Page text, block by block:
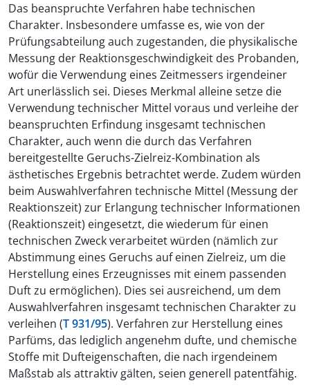
Das beanspruchte Verfahren habe technischen
Charakter. Insbesondere umfasse es, wie von der
Prüfungsabteilung auch zugestanden, die physikalische
Messung der Reaktionsgeschwindigkeit des Probanden,
wofür die Verwendung eines Zeitmessers irgendeiner
Art unerlässlich sei. Dieses Merkmal alleine setze die
Verwendung technischer Mittel voraus und verleihe der
beanspruchten Erfindung insgesamt technischen
Charakter, auch wenn die durch das Verfahren
bereitgestellte Geruchs-Zielreiz-Kombination als
ästhetisches Ergebnis betrachtet werde. Zudem würden
beim Auswahlverfahren technische Mittel (Messung der
Reaktionszeit) zur Erlangung technischer Informationen
(Reaktionszeit) eingesetzt, die wiederum für einen
technischen Zweck verarbeitet würden (nämlich zur
Abstimmung eines Geruchs auf einen Zielreiz, um die
Herstellung eines Erzeugnisses mit einem passenden
Duft zu ermöglichen). Dies sei ausreichend, um dem
Auswahlverfahren insgesamt technischen Charakter zu
verleihen (T 931/95). Verfahren zur Herstellung eines
Parfüms, das lediglich angenehm dufte, und chemische
Stoffe mit Dufteigenschaften, die nach irgendeinem
Maßstab als attraktiv gälten, seien generell patentfähig.